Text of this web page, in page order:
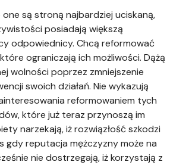
są stroną najbardziej uciskaną,
posiadają większą
odpowiednicy. Chcą reformować
ograniczają ich możliwości. Dążą
wolności poprzez zmniejszenie
swoich działań. Nie wykazują
reformowaniem tych
które już teraz przynoszą im
narzekają, iż rozwiązłość szkodzi
gdy reputacja mężczyzny może na
nie dostrzegają, iż korzystają z